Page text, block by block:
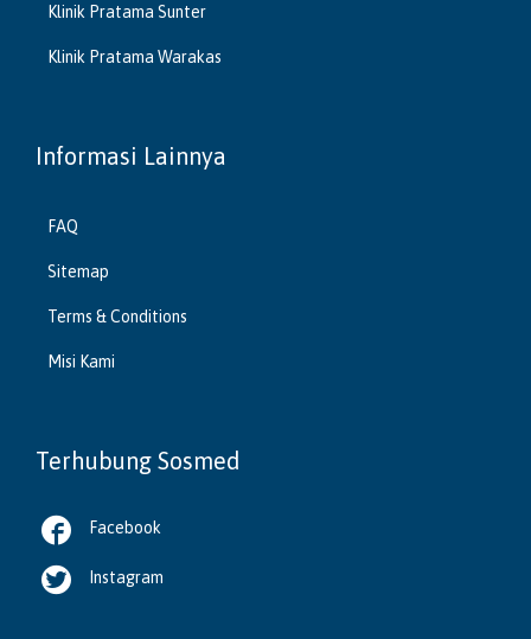
Klinik Pratama Sunter
Klinik Pratama Warakas
Informasi Lainnya
FAQ
Sitemap
Terms & Conditions
Misi Kami
Terhubung Sosmed
 Facebook
 Instagram